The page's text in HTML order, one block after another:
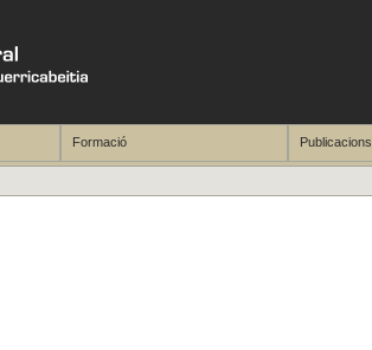
Formació Publicacions